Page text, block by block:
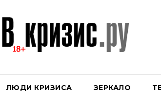
ЛЮДИ КРИЗИСА ЗЕРКАЛО